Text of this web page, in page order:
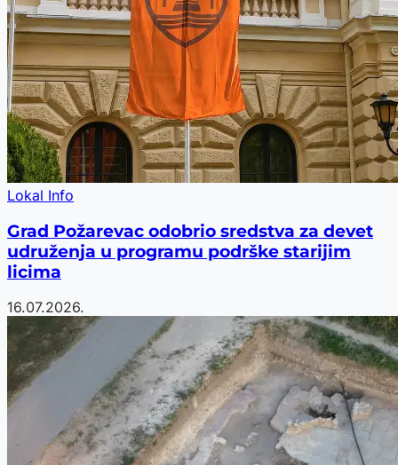
Lokal Info
Grad Požarevac odobrio sredstva za devet
udruženja u programu podrške starijim
licima
16.07.2026.